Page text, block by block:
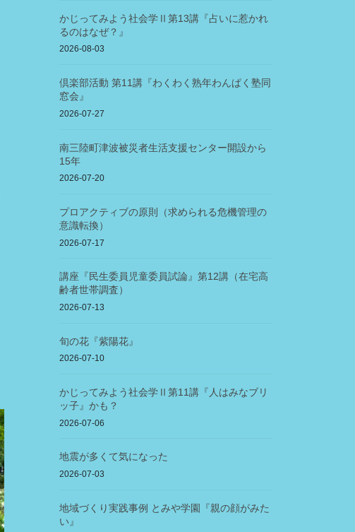
かじってみよう社会学Ⅱ第13講『占いに惹かれ
るのはなぜ？』
2026-08-03
倶楽部活動 第11講『わくわく熟年わんぱく塾同
窓会』
2026-07-27
南三陸町津波被災者生活支援センター開設から
15年
2026-07-20
プロアクティブの原則（求められる危機管理の
意識転換）
2026-07-17
講座『民生委員児童委員試論』第12講（在宅高
齢者世帯調査）
2026-07-13
旬の花『紫陽花』
2026-07-10
かじってみよう社会学Ⅱ第11講『人はみなブリ
ッ子』かも？
2026-07-06
地震が多くて気になった
2026-07-03
地域づくり実践事例 とみや学園『親の顔がみた
い』